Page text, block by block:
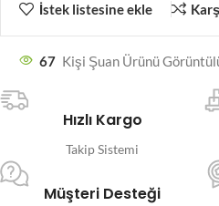
İstek listesine ekle
67 Kişi Şuan Ürünü
Hızlı Kargo
Takip Sistemi
Müşteri Desteği